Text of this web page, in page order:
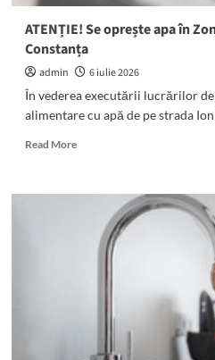
ATENȚIE! Se oprește apa în
Constanța
admin
6 iulie 2026
În vederea executării lucrărilor
alimentare cu apă de pe strada
Read MoreRead
ATENȚIE!
oprește
Centrală
municipiului